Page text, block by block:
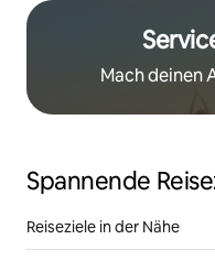
Mach deinen
Spannende
Reiseziele in der Nähe